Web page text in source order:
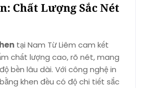
Chất Lượng Sắc Nét
tại Nam Từ Liêm cam kết
chất lượng cao, rõ nét, mang
bền lâu dài. Với công nghệ in
khen đều có độ chi tiết sắc